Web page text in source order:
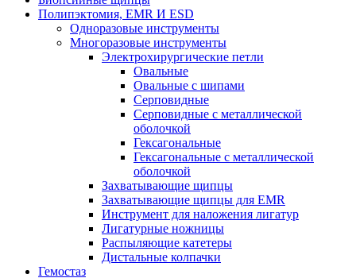
Полипэктомия, EMR И ESD
Одноразовые инструменты
Многоразовые инструменты
Электрохирургические петли
Овальные
Овальные с шипами
Серповидные
Серповидные с металлической
оболочкой
Гексагональные
Гексагональные с металлической
оболочкой
Захватывающие щипцы
Захватывающие щипцы для EMR
Инструмент для наложения лигатур
Лигатурные ножницы
Распыляющие катетеры
Дистальные колпачки
Гемостаз